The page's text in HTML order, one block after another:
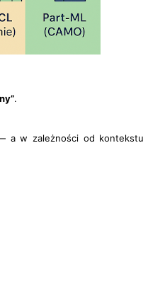
.
a w zależności od kontekstu